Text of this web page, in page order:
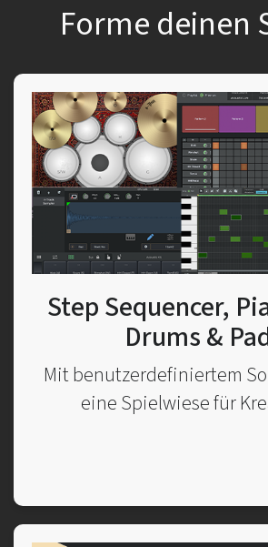
Forme deinen
Step Sequencer,
Drums &
Mit benutzerdefiniertem
eine Spielwiese für